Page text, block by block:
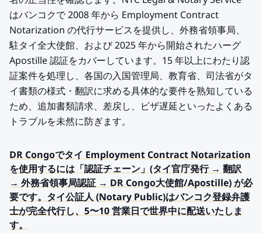
はバンコクで 2008 年から Employment Contract
Notarization の代行サービスを提供し、外務省領事局、
駐タイ全大使館、および 2025 年から開始されたハーグ
Apostille 認証をカバーしています。15 年以上にわたり認
証案件を処理し、各国の入国管理局、教育省、司法省がタ
イ書類の様式・翻訳に求める具体的な要件を熟知している
ため、追加書類請求、差戻し、ビザ遅延といったよくある
トラブルを未然に防ぎます。
DR Congoでタイ Employment Contract Notarization
を使用するには「認証チェーン」(タイ官庁発行 → 翻訳
→ 外務省領事局認証 → DR Congo大使館/Apostille) が必
要です。タイ公証人 (Notary Public)はバンコク登録弁護
士が完全代行し、5〜10 営業日で世界中に配送いたしま
す。